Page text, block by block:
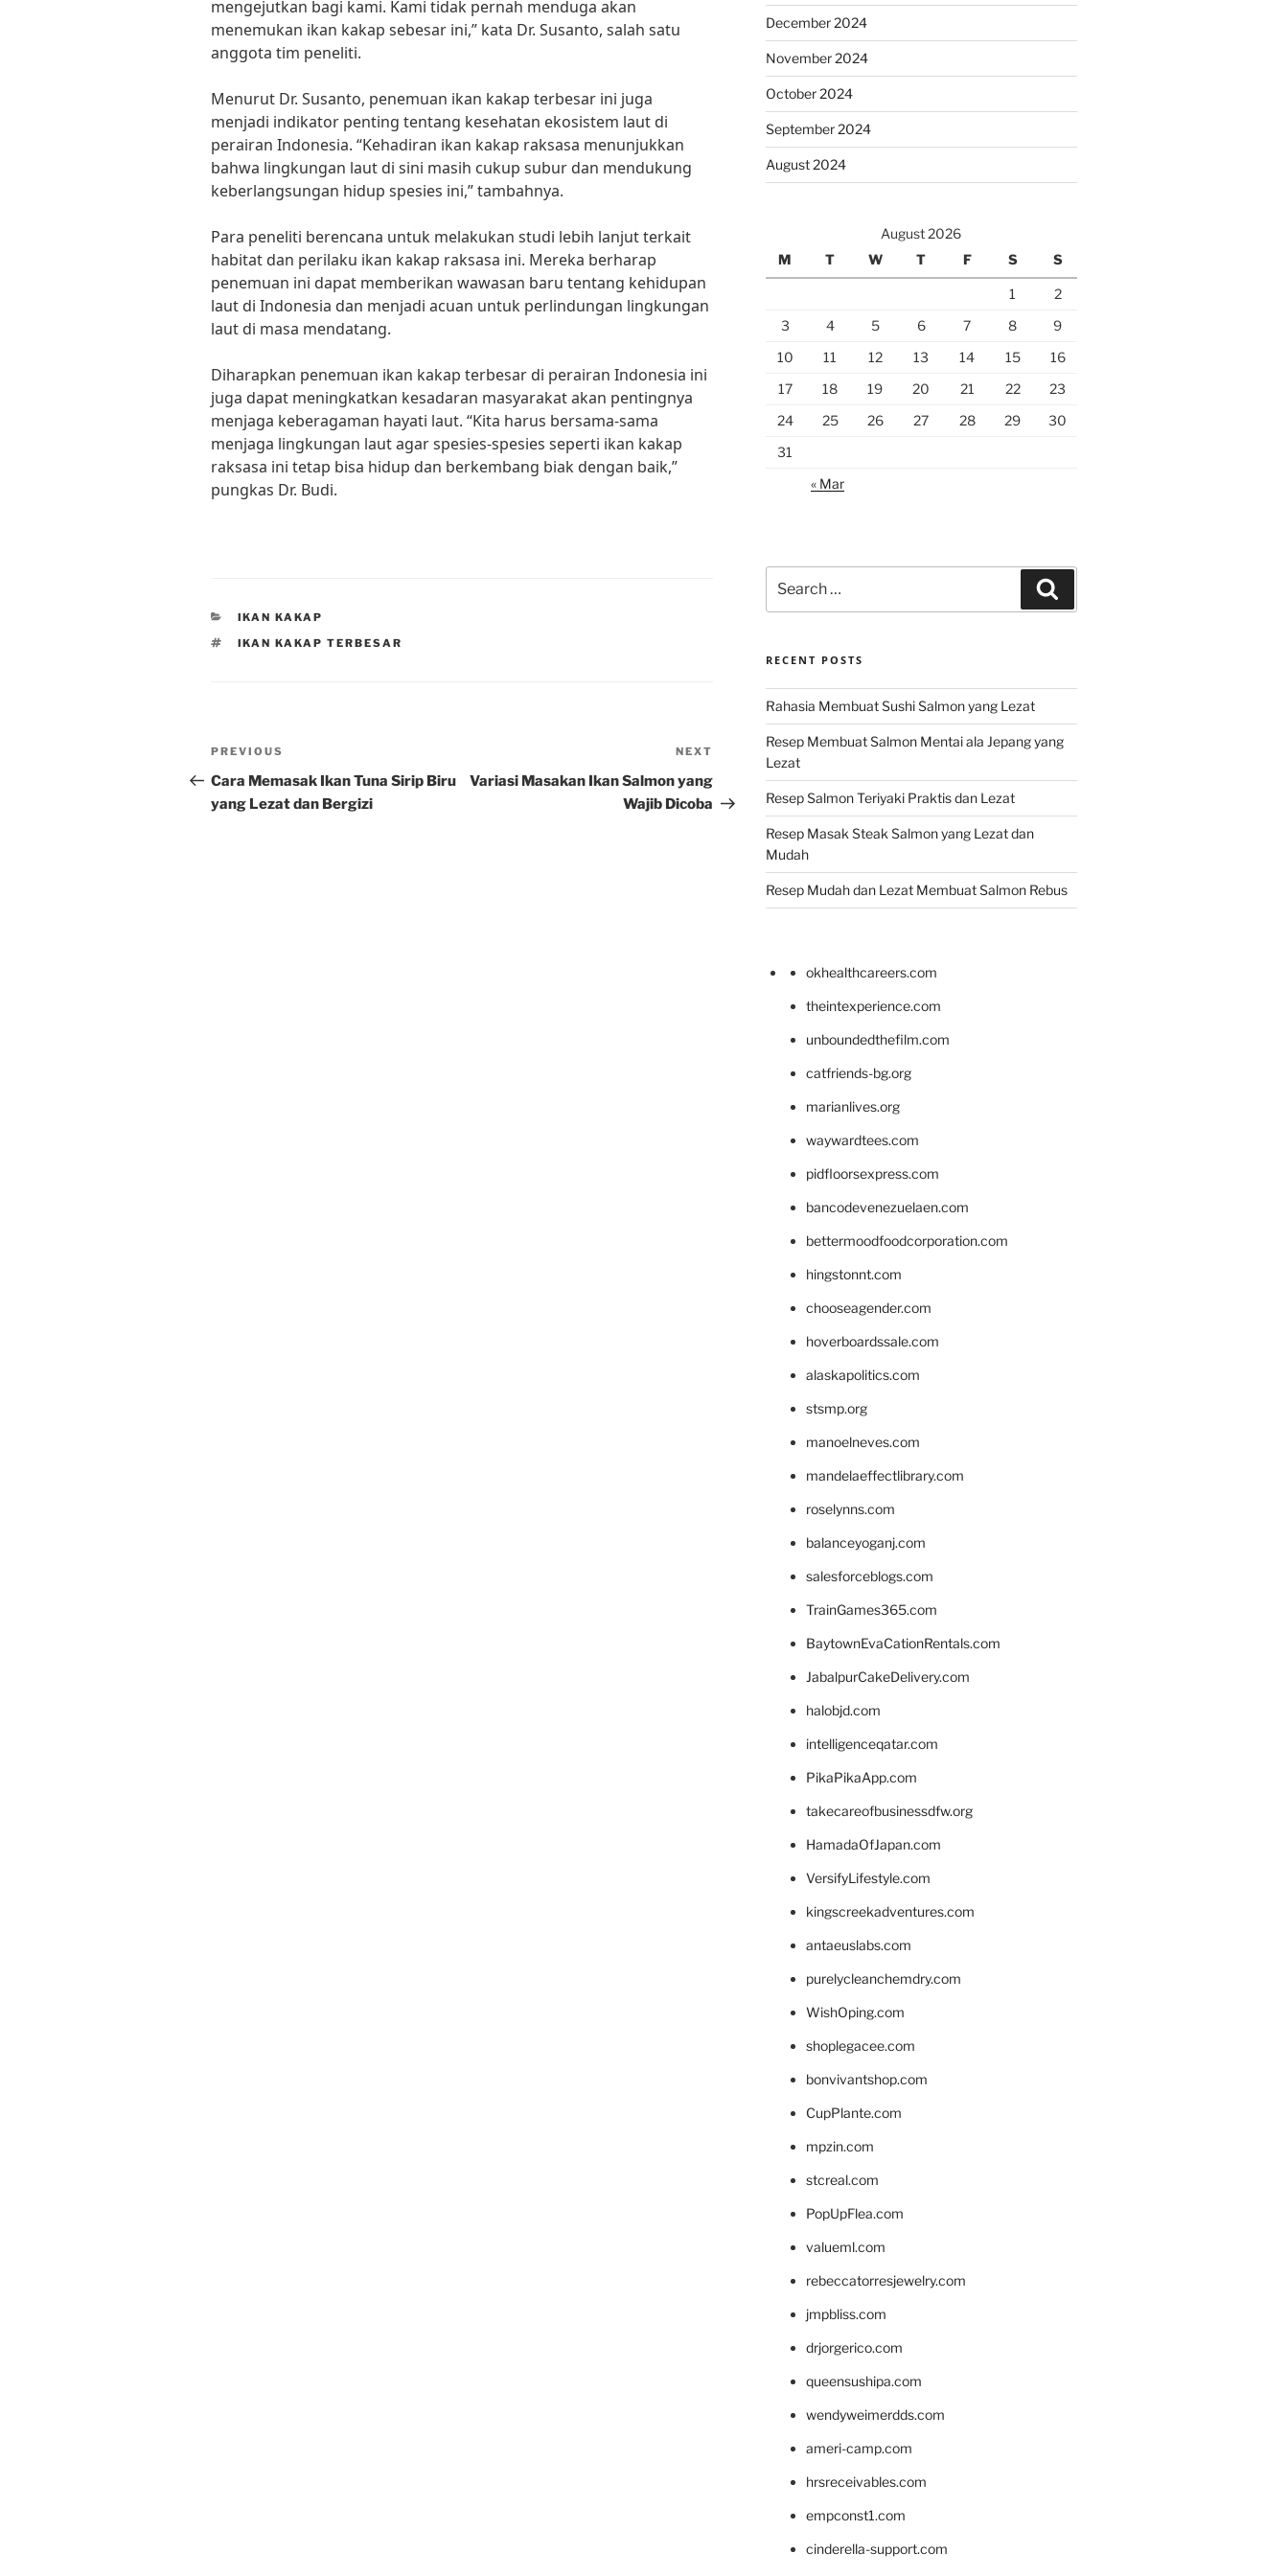
mengejutkan bagi kami. Kami tidak pernah menduga akan
menemukan ikan kakap sebesar ini,” kata Dr. Susanto, salah satu
anggota tim peneliti.
Menurut Dr. Susanto, penemuan ikan kakap terbesar ini juga
menjadi indikator penting tentang kesehatan ekosistem laut di
perairan Indonesia. “Kehadiran ikan kakap raksasa menunjukkan
bahwa lingkungan laut di sini masih cukup subur dan mendukung
keberlangsungan hidup spesies ini,” tambahnya.
Para peneliti berencana untuk melakukan studi lebih lanjut terkait
habitat dan perilaku ikan kakap raksasa ini. Mereka berharap
penemuan ini dapat memberikan wawasan baru tentang kehidupan
laut di Indonesia dan menjadi acuan untuk perlindungan lingkungan
laut di masa mendatang.
Diharapkan penemuan ikan kakap terbesar di perairan Indonesia ini
juga dapat meningkatkan kesadaran masyarakat akan pentingnya
menjaga keberagaman hayati laut. “Kita harus bersama-sama
menjaga lingkungan laut agar spesies-spesies seperti ikan kakap
raksasa ini tetap bisa hidup dan berkembang biak dengan baik,”
pungkas Dr. Budi.
CATEGORIES
IKAN KAKAP
TAGS
IKAN KAKAP TERBESAR
Post
navigation
Previous
Post
PREVIOUS
Cara Memasak Ikan Tuna Sirip Biru
yang Lezat dan Bergizi
Post
NEXT
Variasi Masakan Ikan Salmon yang
Wajib Dicoba
December 2024
November 2024
October 2024
September 2024
August 2024
August 2026
M
T W T F S S
1
2
3
4 5 6 7 8
9
10
11 12 13 14 15
16
17
18 19 20 21 22
23
24
25 26 27 28 29
30
31
« Mar
for:
RECENT POSTS
Rahasia Membuat Sushi Salmon yang Lezat
Resep Membuat Salmon Mentai ala Jepang yang
Lezat
Resep Salmon Teriyaki Praktis dan Lezat
Resep Masak Steak Salmon yang Lezat dan
Mudah
Resep Mudah dan Lezat Membuat Salmon Rebus
okhealthcareers.com
theintexperience.com
unboundedthefilm.com
catfriends-bg.org
marianlives.org
waywardtees.com
pidfloorsexpress.com
bancodevenezuelaen.com
bettermoodfoodcorporation.com
hingstonnt.com
chooseagender.com
hoverboardssale.com
alaskapolitics.com
stsmp.org
manoelneves.com
mandelaeffectlibrary.com
roselynns.com
balanceyoganj.com
salesforceblogs.com
TrainGames365.com
BaytownEvaCationRentals.com
JabalpurCakeDelivery.com
halobjd.com
intelligenceqatar.com
PikaPikaApp.com
takecareofbusinessdfw.org
HamadaOfJapan.com
VersifyLifestyle.com
kingscreekadventures.com
antaeuslabs.com
purelycleanchemdry.com
WishOping.com
shoplegacee.com
bonvivantshop.com
CupPlante.com
mpzin.com
stcreal.com
PopUpFlea.com
valueml.com
rebeccatorresjewelry.com
jmpbliss.com
drjorgerico.com
queensushipa.com
wendyweimerdds.com
ameri-camp.com
hrsreceivables.com
empconst1.com
cinderella-support.com